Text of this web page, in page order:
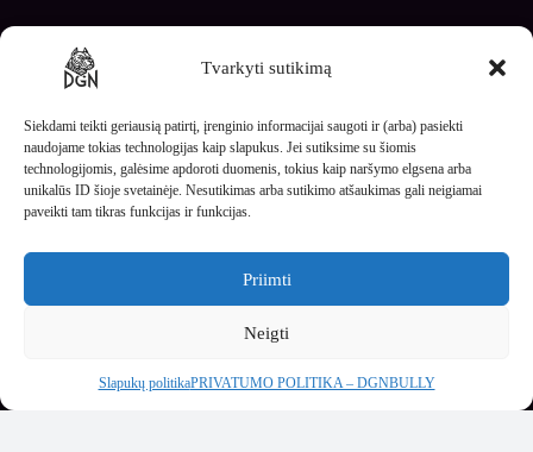
Tvarkyti sutikimą
Siekdami teikti geriausią patirtį, įrenginio informacijai saugoti ir (arba) pasiekti
naudojame tokias technologijas kaip slapukus. Jei sutiksime su šiomis
technologijomis, galėsime apdoroti duomenis, tokius kaip naršymo elgsena arba
unikalūs ID šioje svetainėje. Nesutikimas arba sutikimo atšaukimas gali neigiamai
paveikti tam tikras funkcijas ir funkcijas.
Priimti
Neigti
Slapukų politikaPRIVATUMO POLITIKA – DGNBULLY